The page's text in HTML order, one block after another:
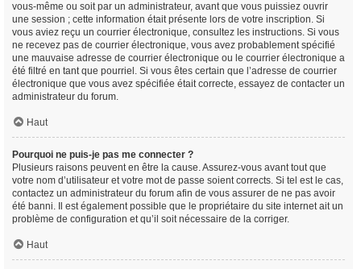
vous-même ou soit par un administrateur, avant que vous puissiez ouvrir
une session ; cette information était présente lors de votre inscription. Si
vous aviez reçu un courrier électronique, consultez les instructions. Si vous
ne recevez pas de courrier électronique, vous avez probablement spécifié
une mauvaise adresse de courrier électronique ou le courrier électronique a
été filtré en tant que pourriel. Si vous êtes certain que l’adresse de courrier
électronique que vous avez spécifiée était correcte, essayez de contacter un
administrateur du forum.
Haut
Pourquoi ne puis-je pas me connecter ?
Plusieurs raisons peuvent en être la cause. Assurez-vous avant tout que
votre nom d’utilisateur et votre mot de passe soient corrects. Si tel est le cas,
contactez un administrateur du forum afin de vous assurer de ne pas avoir
été banni. Il est également possible que le propriétaire du site internet ait un
problème de configuration et qu’il soit nécessaire de la corriger.
Haut